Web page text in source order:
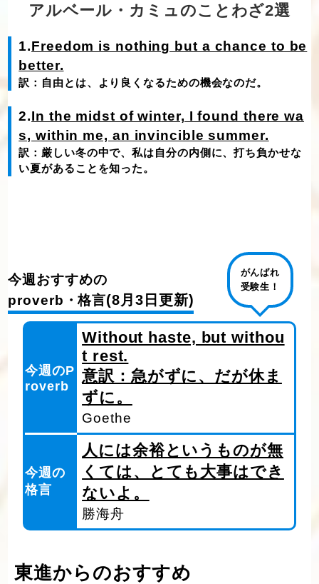
アルベール・カミュのことわざ2選
1.Freedom is nothing but a chance to be
better.
訳：自由とは、より良くなるための機会なのだ。
2.In the midst of winter, I found there wa
s, within me, an invincible summer.
訳：厳しい冬の中で、私は自分の内側に、打ち負かせな
い夏があることを知った。
今週おすすめの
proverb・格言(8月3日更新)
がんばれ
受験生！
今週のP
roverb
Without haste, but withou
t rest.
意訳：急がずに、だが休ま
ずに。
Goethe
今週の
格言
人には余裕というものが無
くては、とても大事はでき
ないよ。
勝海舟
東進からのおすすめ